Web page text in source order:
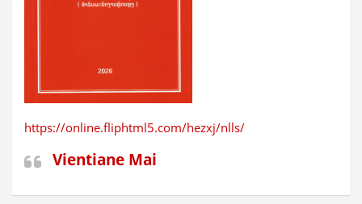
https://online.fliphtml5.com/hezxj/nlls/
Vientiane Mai